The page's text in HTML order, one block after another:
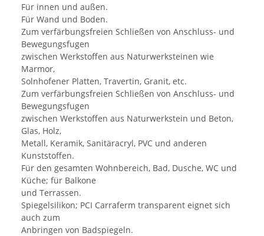
Für innen und außen.
Für Wand und Boden.
Zum verfärbungsfreien Schließen von Anschluss- und
Bewegungsfugen
zwischen Werkstoffen aus Naturwerksteinen wie
Marmor,
Solnhofener Platten, Travertin, Granit, etc.
Zum verfärbungsfreien Schließen von Anschluss- und
Bewegungsfugen
zwischen Werkstoffen aus Naturwerkstein und Beton,
Glas, Holz,
Metall, Keramik, Sanitäracryl, PVC und anderen
Kunststoffen.
Für den gesamten Wohnbereich, Bad, Dusche, WC und
Küche; für Balkone
und Terrassen.
Spiegelsilikon; PCI Carraferm transparent eignet sich
auch zum
Anbringen von Badspiegeln.